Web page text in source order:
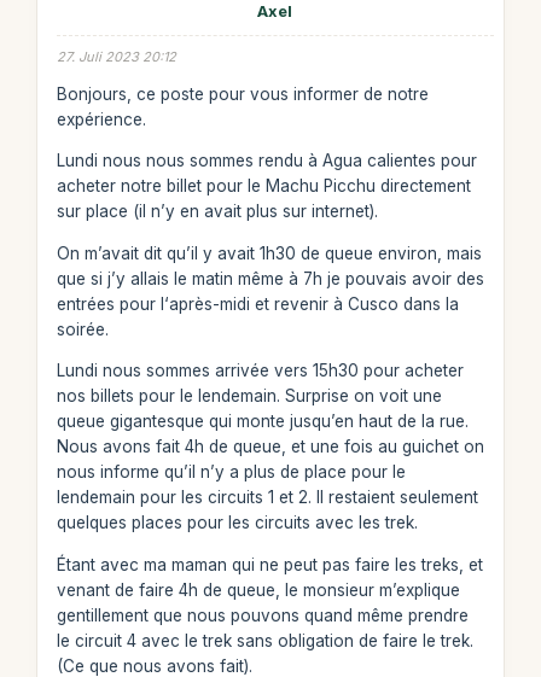
Axel
27. Juli 2023 20:12
Bonjours, ce poste pour vous informer de notre
expérience.
Lundi nous nous sommes rendu à Agua calientes pour
acheter notre billet pour le Machu Picchu directement
sur place (il n’y en avait plus sur internet).
On m’avait dit qu’il y avait 1h30 de queue environ, mais
que si j’y allais le matin même à 7h je pouvais avoir des
entrées pour l‘après-midi et revenir à Cusco dans la
soirée.
Lundi nous sommes arrivée vers 15h30 pour acheter
nos billets pour le lendemain. Surprise on voit une
queue gigantesque qui monte jusqu’en haut de la rue.
Nous avons fait 4h de queue, et une fois au guichet on
nous informe qu’il n’y a plus de place pour le
lendemain pour les circuits 1 et 2. Il restaient seulement
quelques places pour les circuits avec les trek.
Étant avec ma maman qui ne peut pas faire les treks, et
venant de faire 4h de queue, le monsieur m’explique
gentillement que nous pouvons quand même prendre
le circuit 4 avec le trek sans obligation de faire le trek.
(Ce que nous avons fait).